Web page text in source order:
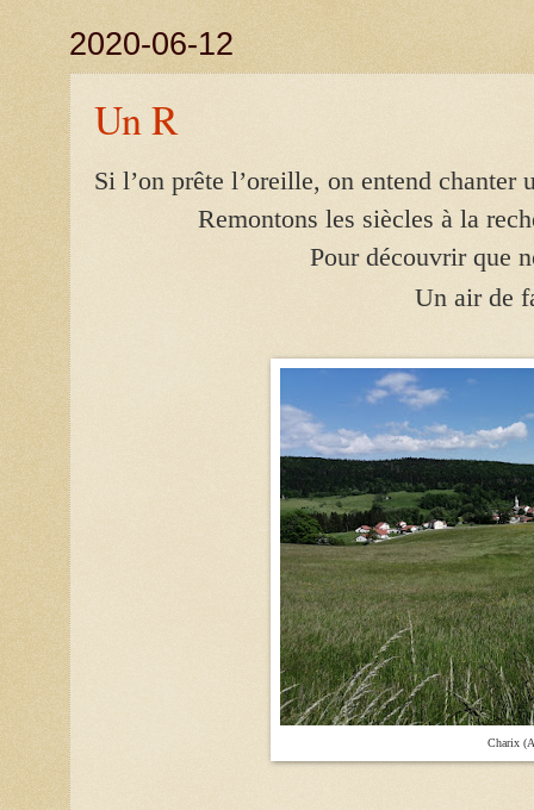
2020-06-12
Un R
Si l’on prête l’oreille, on entend chanter
Remontons les siècles à la
Pour découvrir que
Un air de
Charix